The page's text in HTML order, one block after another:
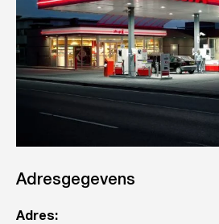
Adresgegevens
Adres: